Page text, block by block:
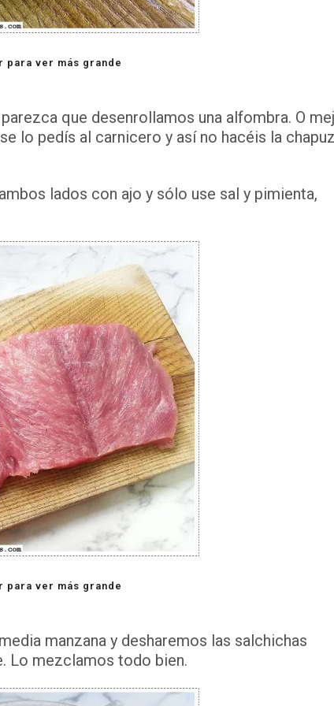
para ver más grande
que desenrollamos una alfombra. O
lo pedís al carnicero y así no hacéis la
lados con ajo y sólo use sal y pimienta,
para ver más grande
manzana y desharemos las salchichas
Lo mezclamos todo bien.